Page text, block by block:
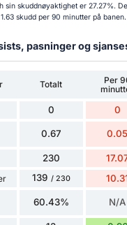
sin skuddnøyaktighet er 27.27%.
skudd per 90 minutter på banen.
pasninger og
Totalt
Per
0 0
0.67 0.05
230
139 / 230
60.43% N/A